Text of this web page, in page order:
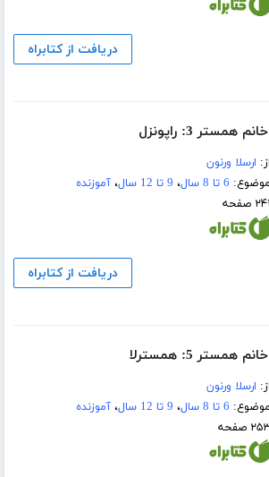
دریافت از کتابراه
3: راپونزل
از: ارسلا ورنون
موضوع: 6 تا 8 سال ، 9 تا 12 سال ،آموزنده
۲۴۱ صفحه
دریافت از کتابراه
5: همسترلا
از: ارسلا ورنون
موضوع: 6 تا 8 سال ، 9 تا 12 سال ،آموزنده
صفحه